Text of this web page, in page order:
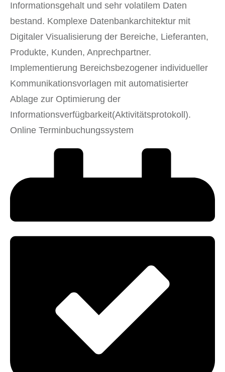
Informationsgehalt und sehr volatilem Daten
bestand. Komplexe Datenbankarchitektur mit
Digitaler Visualisierung der Bereiche, Lieferanten,
Produkte, Kunden, Anprechpartner.
Implementierung Bereichsbezogener individueller
Kommunikationsvorlagen mit automatisierter
Ablage zur Optimierung der
Informationsverfügbarkeit(Aktivitätsprotokoll).
Online Terminbuchungssystem